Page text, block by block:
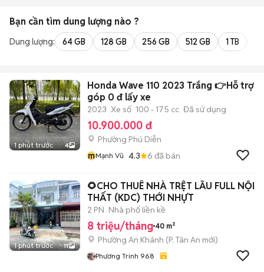
Bạn cần tìm dung lượng nào ?
Dung lượng: 64 GB 128 GB 256 GB 512 GB 1 TB
1 phút trước 4
Honda Wave 110 2023 Trắng 👉Hỗ trợ
góp 0 đ lấy xe
2023 Xe số 100 - 175 cc Đã sử dụng
10.900.000 đ
Phường Phú Diễn
mMạnh Vũ 4.3 6 đã bán
1 phút trước 11
🌻CHO THUÊ NHÀ TRỆT LẦU FULL NỘI
THẤT (KDC) THỚI NHỰT
2 PN Nhà phố liền kề
8 triệu/tháng 40 m²
Phường An Khánh (P. Tân An mới)
Phương Trinh 968